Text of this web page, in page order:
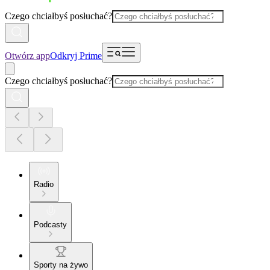
Czego chciałbyś posłuchać?
Otwórz appOdkryj Prime
Czego chciałbyś posłuchać?
Radio
Podcasty
Sporty na żywo